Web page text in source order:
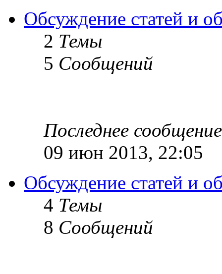
Обсуждение статей и
2 Темы
5 Сообщений
Последнее сообщение
09 июн 2013, 22:05
Обсуждение статей и
4 Темы
8 Сообщений